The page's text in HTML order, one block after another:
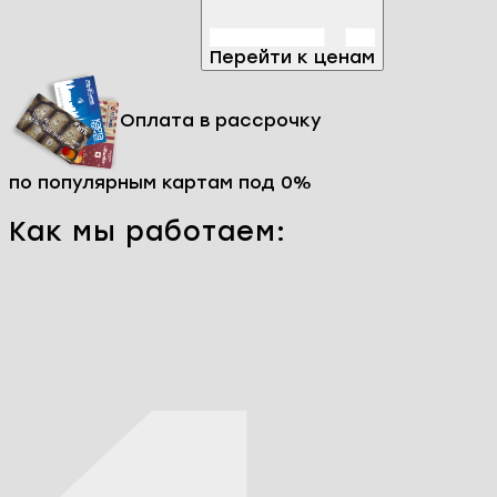
клиентов, поэтому предоставляем услугу
срочного ремонта телефона ZTE Grand Era без
потери качества.
Только оригинальные комплектующие ZTE